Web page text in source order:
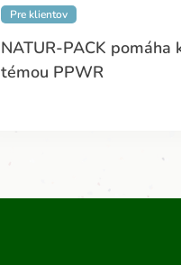
Pre klientov
NATUR-PACK pomáha
témou PPWR